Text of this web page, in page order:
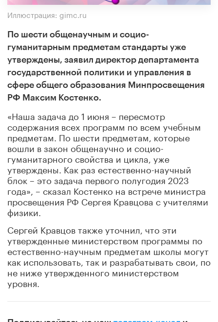
Иллюстрация: gimc.ru
По шести общенаучным и социо-
гуманитарным предметам стандарты уже
утверждены, заявил директор департамента
государственной политики и управления в
сфере общего образования Минпросвещения
РФ Максим Костенко.
«Наша задача до 1 июня – пересмотр
содержания всех программ по всем учебным
предметам. По шести предметам, которые
вошли в закон общенаучно и социо-
гуманитарного свойства и цикла, уже
утверждены. Как раз естественно-научный
блок – это задача первого полугодия 2023
года», – сказал Костенко на встрече министра
просвещения РФ Сергея Кравцова с учителями
физики.
Сергей Кравцов также уточнил, что эти
утвержденные министерством программы по
естественно-научным предметам школы могут
как использовать, так и разрабатывать свои, по
не ниже утвержденного министерством
уровня.